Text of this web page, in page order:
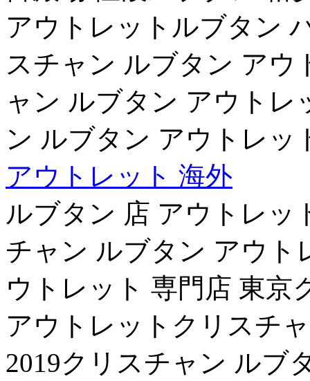
アウトレットルブタン
スチャン ルブタン アウ
ャン ルブタン アウトレ
ン ルブタン アウトレッ
アウトレット 海外
ルブタン 店 アウトレッ
チャン ルブタン アウト
ウトレット 専門店 東京
アウトレットクリスチ
2019クリスチャン ルブ